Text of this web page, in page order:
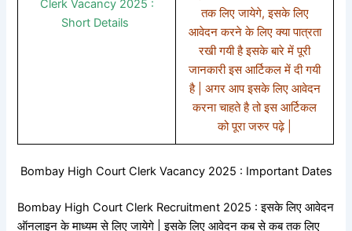
Clerk Vacancy 2025 :
Short Details
तक लिए जायेगे, इसके लिए
आवेदन करने के लिए क्या पात्रता
रखी गयी है इसके बारे में पूरी
जानकारी इस आर्टिकल में दी गयी
है | अगर आप इसके लिए आवेदन
करना चाहते है तो इस आर्टिकल
को पूरा जरुर पढ़े |
Bombay High Court Clerk Vacancy 2025 : Important Dates
Bombay High Court Clerk Recruitment 2025 : इसके लिए आवेदन
ऑनलाइन के माध्यम से लिए जायेगे | इसके लिए आवेदन कब से कब तक लिए